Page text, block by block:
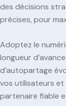
des décisions
précises, pour
Adoptez le
longueur
d’autopartage
vos utilisateurs
partenaire fiable